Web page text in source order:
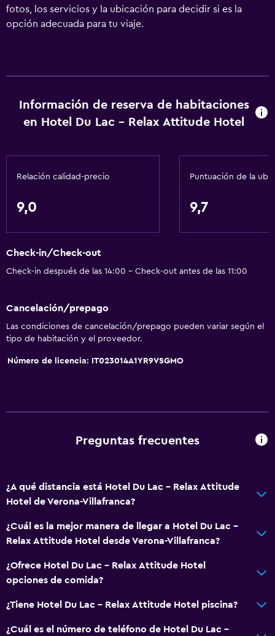
fotos, los servicios y la ubicación para decidir si es la
opción adecuada para tu viaje.
Información de reserva de habitaciones
en Hotel Du Lac - Relax Attitude Hotel
Relación calidad-precio
9,0
Puntuación de la
9,7
Check-in/Check-out
Check-in después de las 14:00 - Check-out antes de las 11:00
Cancelación/prepago
Las condiciones de cancelación/prepago pueden variar según el
tipo de habitación y el proveedor.
Número de licencia: IT023014A1YR9VSGMO
Preguntas frecuentes
¿A qué distancia está Hotel Du Lac - Relax Attitude
Hotel de Verona-Villafranca?
¿Cuál es la mejor manera de llegar a Hotel Du Lac -
Relax Attitude Hotel desde Verona-Villafranca?
¿Ofrece Hotel Du Lac - Relax Attitude Hotel
opciones de comida?
¿Tiene Hotel Du Lac - Relax Attitude Hotel piscina?
¿Cuál es el número de teléfono de Hotel Du Lac -